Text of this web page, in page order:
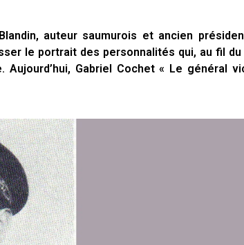
auteur saumurois et ancien
le portrait des personnalités qui, au fil du
Gabriel Cochet « Le général